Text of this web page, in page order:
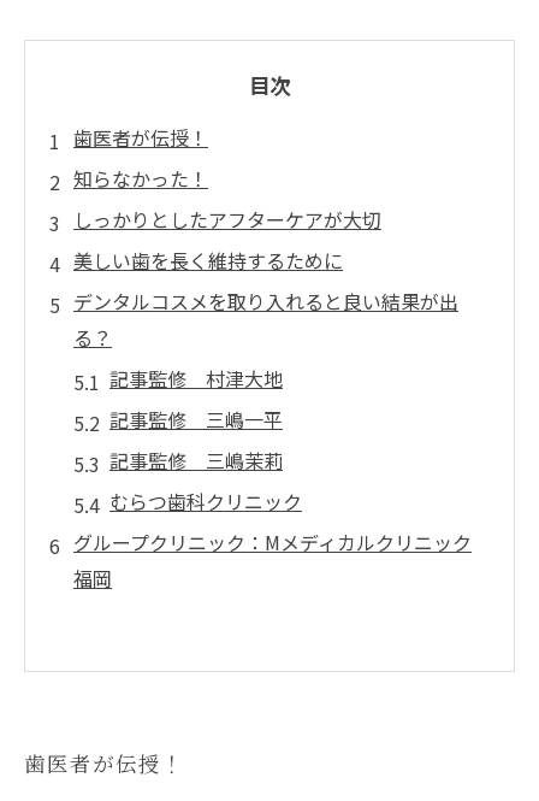
目次
歯医者が伝授！
知らなかった！
しっかりとしたアフターケアが大切
美しい歯を長く維持するために
デンタルコスメを取り入れると良い結果が出
る？
記事監修 村津大地
記事監修 三嶋一平
記事監修 三嶋茉莉
むらつ歯科クリニック
グループクリニック：Mメディカルクリニック
福岡
歯医者が伝授！